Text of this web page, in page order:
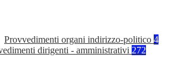
Provvedimenti organi indirizzo-politico 4
dirigenti - amministrativi 272